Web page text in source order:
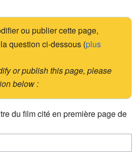
ou publier cette page,
question ci-dessous (plus
or publish this page, please
below :
du film cité en première page de